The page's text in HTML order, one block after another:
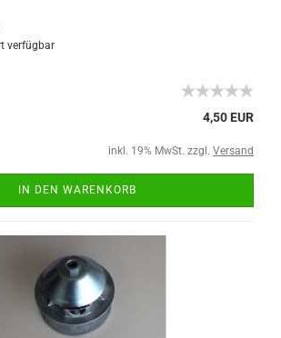
verfügbar
4,50 EUR
inkl. 19% MwSt. zzgl. Versand
IN DEN WARENKORB